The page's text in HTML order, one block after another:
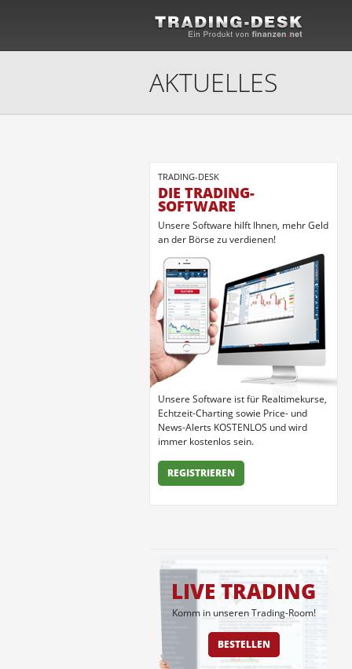
AKTUELLES
TRADING-DESK
DIE TRADING-
SOFTWARE
Unsere Software hilft Ihnen, mehr Geld
an der Börse zu verdienen!
Unsere Software ist für Realtimekurse,
Echtzeit-Charting sowie Price- und
News-Alerts KOSTENLOS und wird
immer kostenlos sein.
REGISTRIEREN
LIVE TRADING
Komm in unseren Trading-Room!
BESTELLEN